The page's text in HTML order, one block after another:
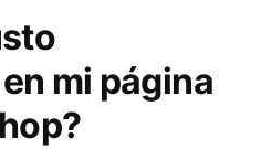
mi página